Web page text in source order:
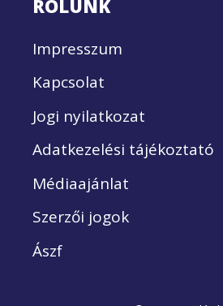
RÓLUNK
Impresszum
Kapcsolat
Jogi nyilatkozat
Adatkezelési tájékoztató
Médiaajánlat
Szerzői jogok
Ászf